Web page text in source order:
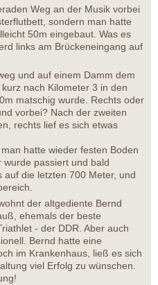
Weg an der Musik vorbei
sondern man hatte
50m eingebaut. Was es
links am Brückeneingang auf
und auf einem Damm dem
nach Kilometer 3 in den
matschig wurde. Rechts oder
vorbei? Nach der zweiten
rechts lief es sich etwas
hatte wieder festen Boden
passiert und bald
die letzten 700 Meter, und
der altgediente Bernd
ehemals der beste
- der DDR. Aber auch
Bernd hatte eine
im Krankenhaus, ließ es sich
viel Erfolg zu wünschen.